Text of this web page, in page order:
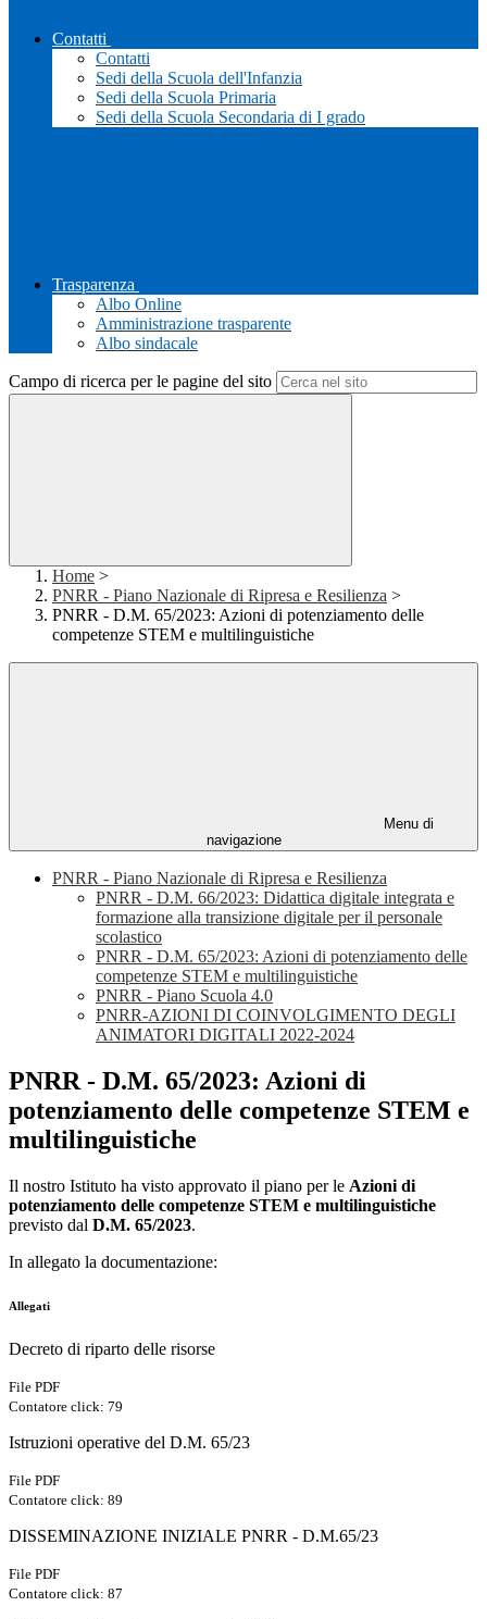
Contatti
Contatti
Sedi della Scuola dell'Infanzia
Sedi della Scuola Primaria
Sedi della Scuola Secondaria di I grado
Trasparenza
Albo Online
Amministrazione trasparente
Albo sindacale
Campo di ricerca per le pagine del sito
Home >
PNRR - Piano Nazionale di Ripresa e Resilienza >
PNRR - D.M. 65/2023: Azioni di potenziamento delle
competenze STEM e multilinguistiche
Menu di
navigazione
PNRR - Piano Nazionale di Ripresa e Resilienza
PNRR - D.M. 66/2023: Didattica digitale integrata e
formazione alla transizione digitale per il personale
scolastico
PNRR - D.M. 65/2023: Azioni di potenziamento delle
competenze STEM e multilinguistiche
PNRR - Piano Scuola 4.0
PNRR-AZIONI DI COINVOLGIMENTO DEGLI
ANIMATORI DIGITALI 2022-2024
PNRR - D.M. 65/2023: Azioni di
potenziamento delle competenze STEM e
multilinguistiche
Il nostro Istituto ha visto approvato il piano per le Azioni di
potenziamento delle competenze STEM e multilinguistiche
previsto dal D.M. 65/2023.
In allegato la documentazione:
Allegati
Decreto di riparto delle risorse
File PDF
Contatore click: 79
Istruzioni operative del D.M. 65/23
File PDF
Contatore click: 89
DISSEMINAZIONE INIZIALE PNRR - D.M.65/23
File PDF
Contatore click: 87